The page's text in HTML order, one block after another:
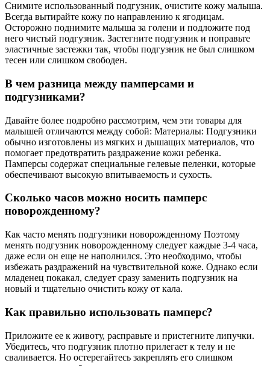
Снимите использованный подгузник, очистите кожу малыша.
Всегда вытирайте кожу по направлению к ягодицам.
Осторожно поднимите малыша за голени и подложите под
него чистый подгузник. Застегните подгузник и поправьте
эластичные застежки так, чтобы подгузник не был слишком
тесен или слишком свободен.
В чем разница между памперсами и
подгузниками?
Давайте более подробно рассмотрим, чем эти товары для
малышей отличаются между собой: Материалы: Подгузники
обычно изготовлены из мягких и дышащих материалов, что
помогает предотвратить раздражение кожи ребенка.
Памперсы содержат специальные гелевые пеленки, которые
обеспечивают высокую впитываемость и сухость.
Сколько часов можно носить памперс
новорожденному?
Как часто менять подгузники новорожденному Поэтому
менять подгузник новорожденному следует каждые 3-4 часа,
даже если он еще не наполнился. Это необходимо, чтобы
избежать раздражений на чувствительной коже. Однако если
младенец покакал, следует сразу заменить подгузник на
новый и тщательно очистить кожу от кала.
Как правильно использовать памперс?
Приложите ее к животу, расправьте и пристегните липучки.
Убедитесь, что подгузник плотно прилегает к телу и не
сваливается. Но остерегайтесь закреплять его слишком